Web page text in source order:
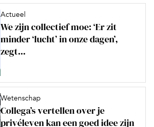
Actueel
We zijn collectief moe: ‘Er zit
minder ‘lucht’ in onze dagen’,
zegt...
Wetenschap
Collega’s vertellen over je
privéleven kan een goed idee zijn